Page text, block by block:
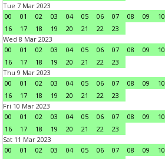
Tue 7 Mar 2023
00
01 02 03 04 05 06 07 08 09 10
16
17 18 19 20 21 22
23
Wed 8 Mar 2023
00
01 02 03 04 05 06 07 08 09 10
16
17 18 19 20 21 22
23
Thu 9 Mar 2023
00
01 02 03 04 05 06 07 08 09 10
16
17 18 19 20 21 22
23
Fri 10 Mar 2023
00
01 02 03 04 05 06 07 08 09 10
16
17 18 19 20 21 22
23
Sat 11 Mar 2023
00
01 02 03 04 05 06 07 08 09 10